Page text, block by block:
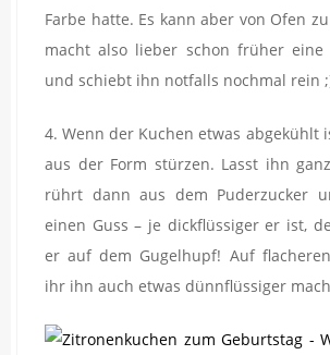
Farbe hatte. Es kann aber von Ofen
macht also lieber schon früher eine
und schiebt ihn notfalls nochmal rein
4. Wenn der Kuchen etwas abgekühlt
aus der Form stürzen. Lasst ihn
rührt dann aus dem Puderzucker
einen Guss – je dickflüssiger er ist,
er auf dem Gugelhupf! Auf
ihr ihn auch etwas dünnflüssiger